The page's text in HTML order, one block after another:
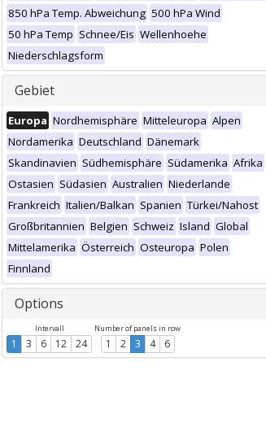
850 hPa Temp. Abweichung 500 hPa Wind
50 hPa Temp Schnee/Eis Wellenhoehe
Niederschlagsform
Gebiet
Europa Nordhemisphäre Mitteleuropa Alpen
Nordamerika Deutschland Dänemark
Skandinavien Südhemisphäre Südamerika Afrika
Ostasien Südasien Australien Niederlande
Frankreich Italien/Balkan Spanien Türkei/Nahost
Großbritannien Belgien Schweiz Island Global
Mittelamerika Österreich Osteuropa Polen
Finnland
Options
Intervall
1 3 6 12 24
Number of panels in row
1 2 3 4 6